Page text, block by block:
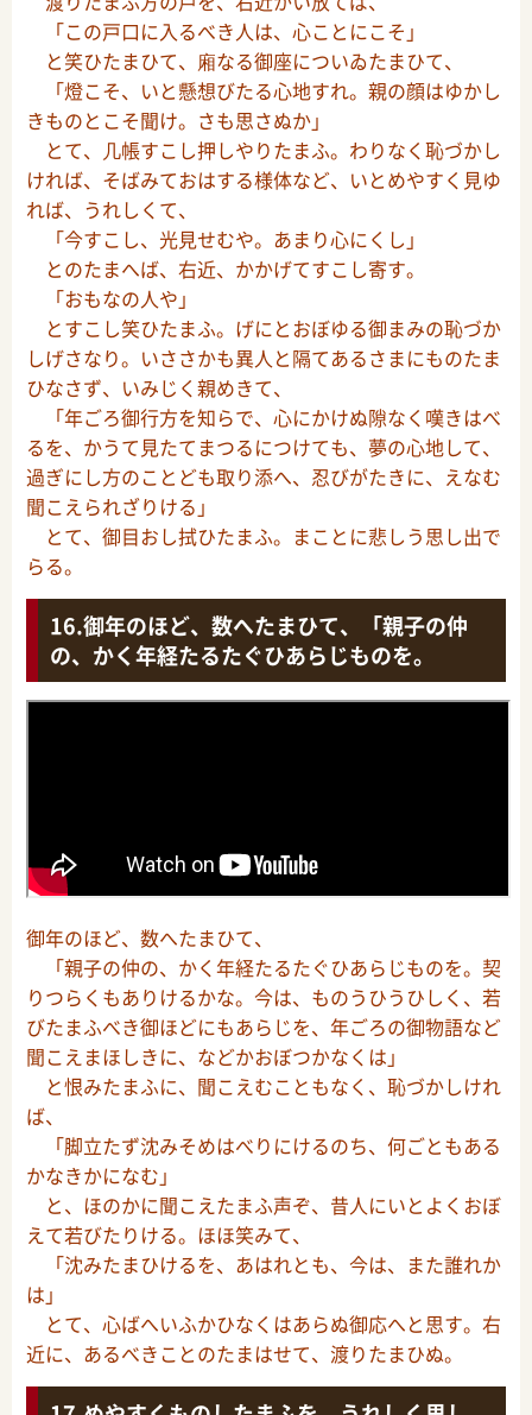
「この戸口に入るべき人は、心ことにこそ」
と笑ひたまひて、廂なる御座についゐたまひて、
「燈こそ、いと懸想びたる心地すれ。親の顔はゆかし
きものとこそ聞け。さも思さぬか」
とて、几帳すこし押しやりたまふ。わりなく恥づかし
ければ、そばみておはする様体など、いとめやすく見ゆ
れば、うれしくて、
「今すこし、光見せむや。あまり心にくし」
とのたまへば、右近、かかげてすこし寄す。
「おもなの人や」
とすこし笑ひたまふ。げにとおぼゆる御まみの恥づか
しげさなり。いささかも異人と隔てあるさまにものたま
ひなさず、いみじく親めきて、
「年ごろ御行方を知らで、心にかけぬ隙なく嘆きはべ
るを、かうて見たてまつるにつけても、夢の心地して、
過ぎにし方のことども取り添へ、忍びがたきに、えなむ
聞こえられざりける」
とて、御目おし拭ひたまふ。まことに悲しう思し出で
らる。
御年のほど、数へたまひて、「親子の仲
の、かく年経たるたぐひあらじものを。
御年のほど、数へたまひて、
「親子の仲の、かく年経たるたぐひあらじものを。契
りつらくもありけるかな。今は、ものうひうひしく、若
びたまふべき御ほどにもあらじを、年ごろの御物語など
聞こえまほしきに、などかおぼつかなくは」
と恨みたまふに、聞こえむこともなく、恥づかしけれ
ば、
「脚立たず沈みそめはべりにけるのち、何ごともある
かなきかになむ」
と、ほのかに聞こえたまふ声ぞ、昔人にいとよくおぼ
えて若びたりける。ほほ笑みて、
「沈みたまひけるを、あはれとも、今は、また誰れか
は」
とて、心ばへいふかひなくはあらぬ御応へと思す。右
近に、あるべきことのたまはせて、渡りたまひぬ。